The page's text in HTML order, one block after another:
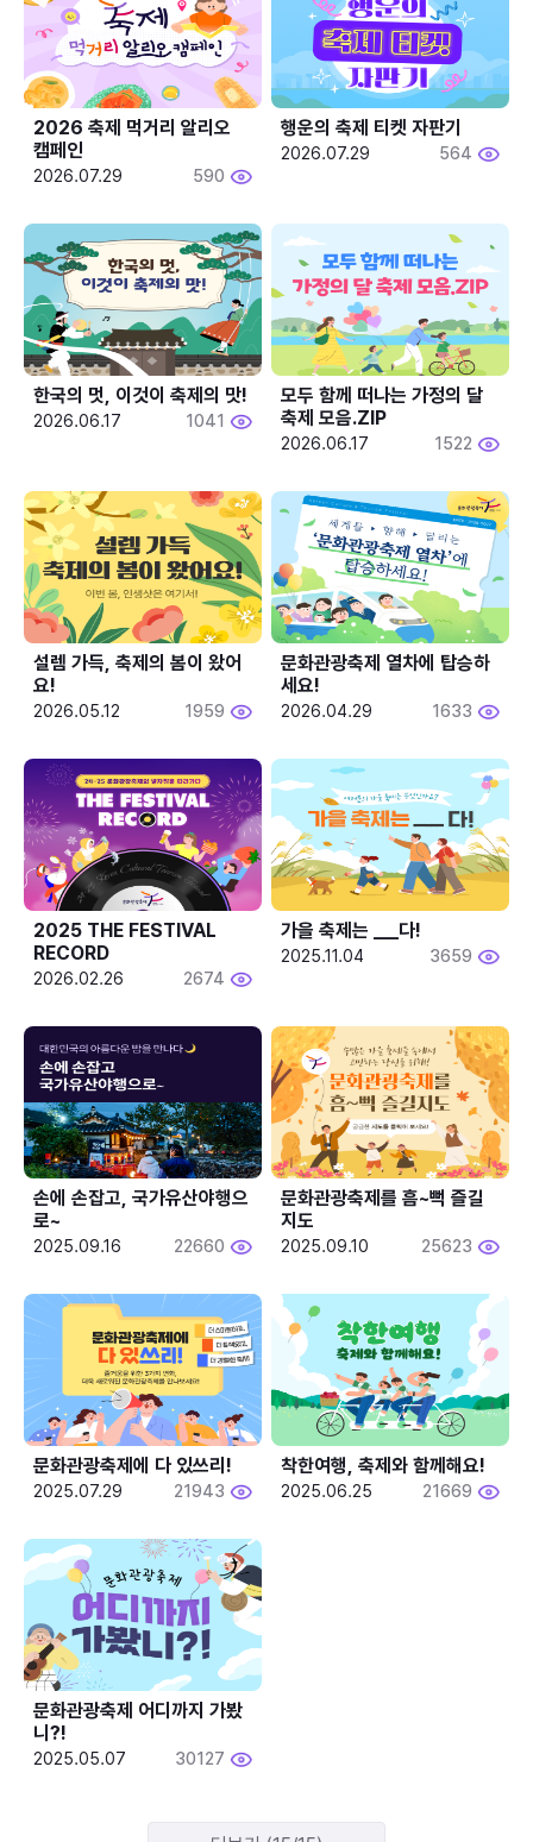
2026 축제 먹거리 알리오
캠페인
2026.07.29 590
행운의 축제 티켓 자판기
2026.07.29 564
한국의 멋, 이것이 축제의 맛!
2026.06.17 1041
모두 함께 떠나는 가정의 달
축제 모음.ZIP
2026.06.17 1522
설렘 가득, 축제의 봄이 왔어
요!
2026.05.12 1959
문화관광축제 열차에 탑승하
세요!
2026.04.29 1633
2025 THE FESTIVAL
RECORD
2026.02.26 2674
2025.11.04 3659
손에 손잡고, 국가유산야행으
로~
2025.09.16 22660
문화관광축제를 흠~뻑 즐길
지도
2025.09.10 25623
문화관광축제에 다 있쓰리!
2025.07.29 21943
착한여행, 축제와 함께해요!
2025.06.25 21669
문화관광축제 어디까지 가봤
니?!
2025.05.07 30127